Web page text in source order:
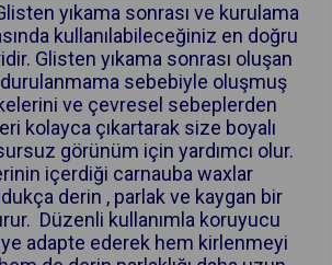
yıkama sonrası ve kurulama
kullanılabileceğiniz en doğru
Glisten yıkama sonrası oluşan
sebebiyle oluşmuş
ve çevresel sebeplerden
kolayca çıkartarak size boyalı
görünüm için yardımcı olur.
içerdiği carnauba waxlar
derin , parlak ve kaygan bir
Düzenli kullanımla koruyucu
adapte ederek hem kirlenmeyi